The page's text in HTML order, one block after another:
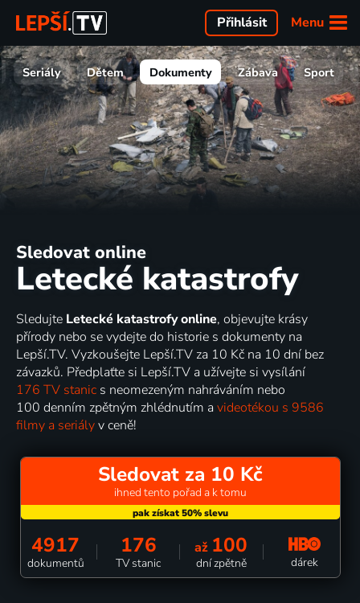
Menu
Přihlásit
Seriály Dětem Dokumenty Zábava Sport
Sledovat online
Letecké katastrofy
Sledujte Letecké katastrofy online, objevujte krásy
přírody nebo se vydejte do historie s dokumenty na
Lepší.TV. Vyzkoušejte Lepší.TV za 10 Kč na 10 dní bez
závazků. Předplaťte si Lepší.TV a užívejte si vysílání
176 TV stanic s neomezeným nahráváním nebo
100 denním zpětným zhlédnutím a videotékou s 9586
filmy a seriályv ceně!
Sledovat za 10 Kč
ihned tento pořad a k tomu
4917
dokumentů
176
TV stanic
až 100
dní zpětně dárek